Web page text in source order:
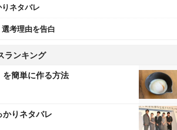
ネタバレ
考理由を告白
ランキング
を簡単に作る方法
りネタバレ